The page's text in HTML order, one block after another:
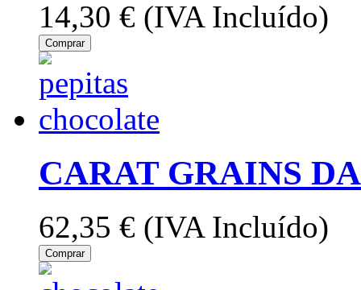
14,30 € (IVA Incluído)
Comprar
CARAT GRAINS
62,35 € (IVA Incluído)
Comprar